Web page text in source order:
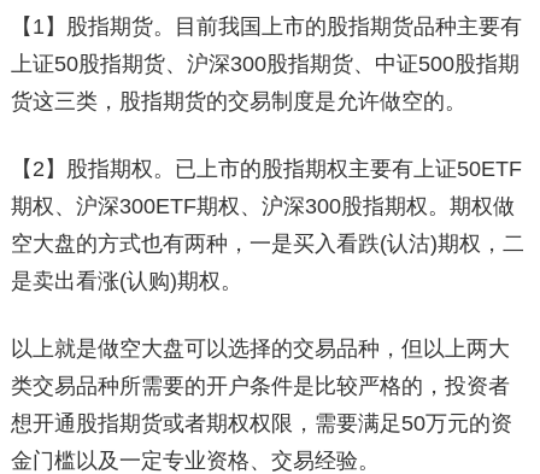
【1】股指期货。目前我国上市的股指期货品种主要有
上证50股指期货、沪深300股指期货、中证500股指期
货这三类，股指期货的交易制度是允许做空的。
【2】股指期权。已上市的股指期权主要有上证50ETF
期权、沪深300ETF期权、沪深300股指期权。期权做
空大盘的方式也有两种，一是买入看跌(认沽)期权，二
是卖出看涨(认购)期权。
以上就是做空大盘可以选择的交易品种，但以上两大
类交易品种所需要的开户条件是比较严格的，投资者
想开通股指期货或者期权权限，需要满足50万元的资
金门槛以及一定专业资格、交易经验。